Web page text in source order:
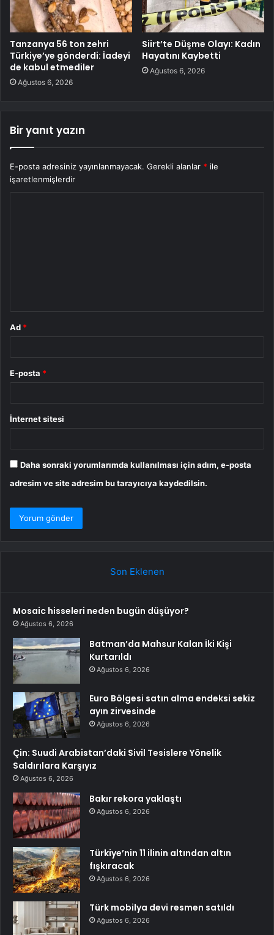
Tanzanya 56 ton zehri
Türkiye’ye gönderdi: İadeyi
de kabul etmediler
Ağustos 6, 2026
Siirt’te Düşme Olayı: Kadın
Hayatını Kaybetti
Ağustos 6, 2026
Bir yanıt yazın
E-posta adresiniz yayınlanmayacak. Gerekli alanlar * ile
işaretlenmişlerdir
Ad *
E-posta *
İnternet sitesi
Daha sonraki yorumlarımda kullanılması için adım, e-posta
adresim ve site adresim bu tarayıcıya kaydedilsin.
Son Eklenen
Mosaic hisseleri neden bugün düşüyor?
Ağustos 6, 2026
Batman’da Mahsur Kalan İki Kişi
Kurtarıldı
Ağustos 6, 2026
Euro Bölgesi satın alma endeksi sekiz
ayın zirvesinde
Ağustos 6, 2026
Çin: Suudi Arabistan’daki Sivil Tesislere Yönelik
Saldırılara Karşıyız
Ağustos 6, 2026
Bakır rekora yaklaştı
Ağustos 6, 2026
Türkiye’nin 11 ilinin altından altın
fışkıracak
Ağustos 6, 2026
Türk mobilya devi resmen satıldı
Ağustos 6, 2026